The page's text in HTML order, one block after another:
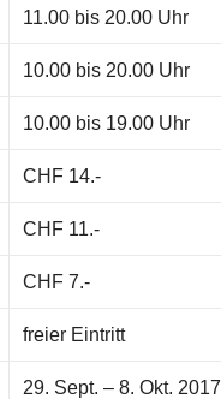
11.00 bis 20.00 Uhr
10.00 bis 20.00 Uhr
10.00 bis 19.00 Uhr
CHF 14.-
CHF 11.-
CHF 7.-
freier Eintritt
29. Sept. – 8. Okt. 2017